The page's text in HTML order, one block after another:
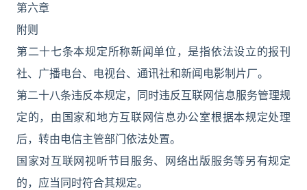
第六章
附则
第二十七条本规定所称新闻单位，是指依法设立的报刊
社、广播电台、电视台、通讯社和新闻电影制片厂。
第二十八条违反本规定，同时违反互联网信息服务管理规
定的，由国家和地方互联网信息办公室根据本规定处理
后，转由电信主管部门依法处置。
国家对互联网视听节目服务、网络出版服务等另有规定
的，应当同时符合其规定。